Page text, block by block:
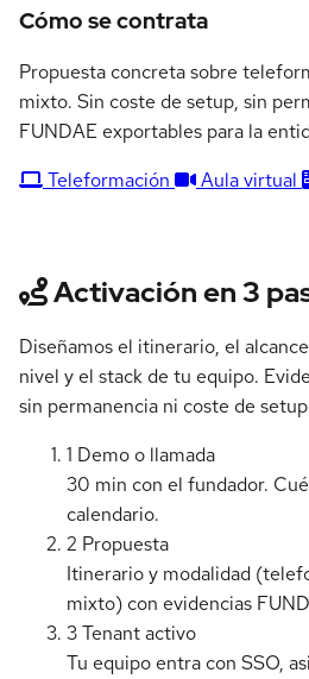
Cómo se contrata
Propuesta concreta sobre
mixto. Sin coste de setup, sin
FUNDAE exportables para la
Teleformación
Aula virtual
Activación en 3
Diseñamos el itinerario, el
nivel y el stack de tu equipo.
sin permanencia ni coste de
1 Demo o llamada
30 min con el fundador.
calendario.
2 Propuesta
Itinerario y modalidad
mixto) con evidencias
3Tenant activo
Tu equipo entra con SSO,